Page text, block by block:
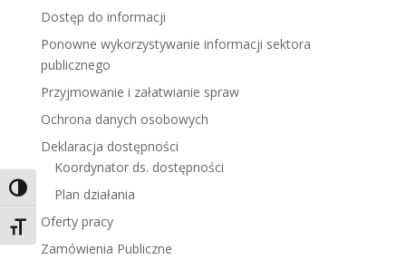
Toggle High Contrast
Toggle Font size
Dostęp do informacji
Ponowne wykorzystywanie informacji sektora
publicznego
Przyjmowanie i załatwianie spraw
Ochrona danych osobowych
Deklaracja dostępności
Koordynator ds. dostępności
Plan działania
Oferty pracy
Zamówienia Publiczne